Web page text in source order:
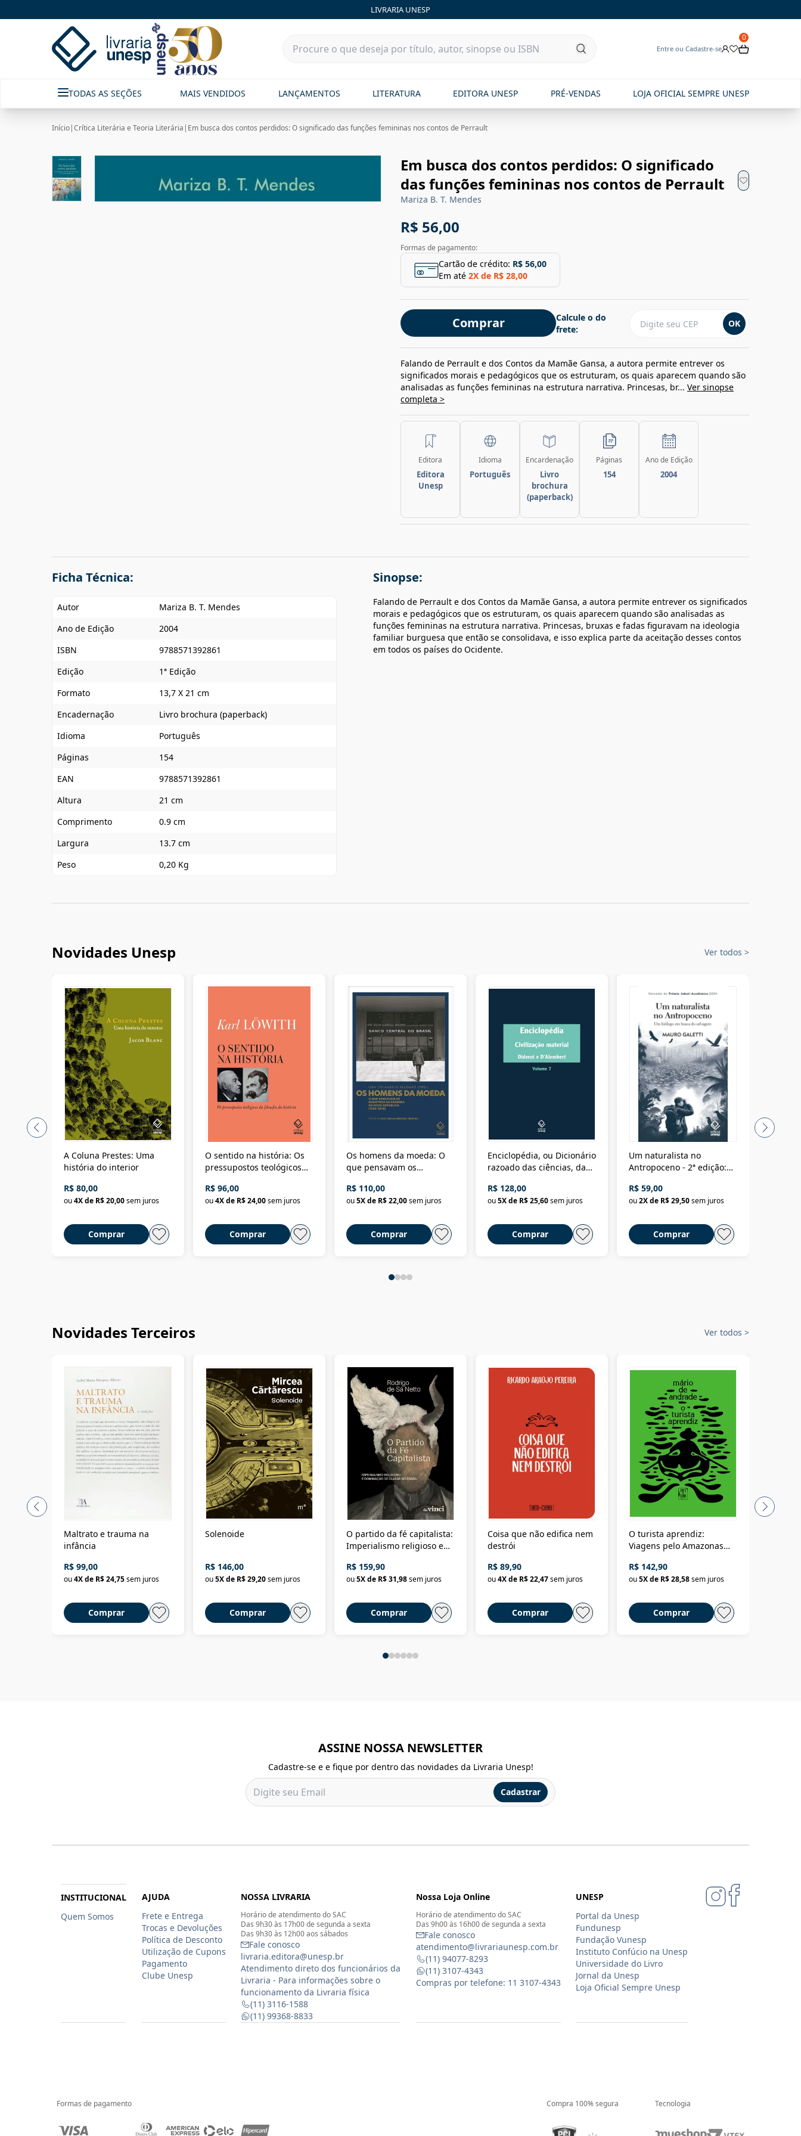
LIVRARIA UNESP
Entre ou Cadastre-se
0
TODAS AS SEÇÕES MAIS VENDIDOS LANÇAMENTOS LITERATURA EDITORA UNESP PRÉ-VENDAS LOJA OFICIAL SEMPRE UNESP
Início|Crítica Literária e Teoria Literária | Em busca dos contos perdidos: O significado das funções femininas nos contos de Perrault
Em busca dos contos perdidos: O significado
das funções femininas nos contos de Perrault
Mariza B. T. Mendes
R$ 56,00
Formas de pagamento:
Cartão de crédito: R$ 56,00
Em até 2X de R$ 28,00
Comprar
Calcule o do
frete:
OK
Falando de Perrault e dos Contos da Mamãe Gansa, a autora permite entrever os
significados morais e pedagógicos que os estruturam, os quais aparecem quando são
analisadas as funções femininas na estrutura narrativa. Princesas, br... Ver sinopse
completa >
Editora
Editora
Unesp
Idioma
Português
Encardenação
Livro
brochura
(paperback)
Páginas
154
Ano de Edição
2004
Ficha Técnica:
Autor
Mariza B. T. Mendes
Ano de Edição
2004
ISBN
9788571392861
Edição
1ª Edição
Formato
13,7 X 21 cm
Encadernação
Livro brochura (paperback)
Idioma
Português
Páginas
154
EAN
9788571392861
Altura
21 cm
Comprimento
0.9 cm
Largura
13.7 cm
Peso
0,20 Kg
Sinopse:
Falando de Perrault e dos Contos da Mamãe Gansa, a autora permite entrever os significados
morais e pedagógicos que os estruturam, os quais aparecem quando são analisadas as
funções femininas na estrutura narrativa. Princesas, bruxas e fadas figuravam na ideologia
familiar burguesa que então se consolidava, e isso explica parte da aceitação desses contos
em todos os países do Ocidente.
Novidades Unesp Ver todos >
A Coluna Prestes: Uma
história do interior
R$ 80,00
ou4X de R$ 20,00sem juros
Comprar
O sentido na história: Os
pressupostos teológicos
R$ 96,00
ou4X de R$ 24,00sem juros
Comprar
Os homens da moeda: O
que pensavam os
Nova República (1985-
2018)
R$ 110,00
ou5X de R$ 22,00sem juros
Comprar
Enciclopédia, ou Dicionário
razoado das ciências, das
Civilização material
R$ 128,00
ou5X de R$ 25,60sem juros
Comprar
Um naturalista no
Antropoceno - 2ª edição:
selvagem
R$ 59,00
ou2X de R$ 29,50sem juros
Comprar
Novidades Terceiros Ver todos >
Maltrato e trauma na
infância
R$ 99,00
ou4X de R$ 24,75sem juros
Comprar
Solenoide
R$ 146,00
ou5X de R$ 29,20sem juros
Comprar
O partido da fé capitalista:
Imperialismo religioso e
Brasil
R$ 159,90
ou5X de R$ 31,98sem juros
Comprar
Coisa que não edifica nem
destrói
R$ 89,90
ou4X de R$ 22,47sem juros
Comprar
O turista aprendiz:
Viagens pelo Amazonas
até a Bolívia e por Marajó
até dizer chega
R$ 142,90
ou5X de R$ 28,58sem juros
Comprar
ASSINE NOSSA NEWSLETTER
Cadastre-se e e fique por dentro das novidades da Livraria Unesp!
Cadastrar
INSTITUCIONAL
Quem Somos
AJUDA
Frete e Entrega
Trocas e Devoluções
Política de Desconto
Utilização de Cupons
Pagamento
Clube Unesp
NOSSA LIVRARIA
Horário de atendimento do SAC
Das 9h30 às 17h00 de segunda a sexta
Das 9h30 às 12h00 aos sábados
Fale conosco
livraria.editora@unesp.br
Atendimento direto dos funcionários da
Livraria - Para informações sobre o
funcionamento da Livraria física
(11) 3116-1588
(11) 99368-8833
Nossa Loja Online
Horário de atendimento do SAC
Das 9h00 às 16h00 de segunda a sexta
Fale conosco
atendimento@livrariaunesp.com.br
(11) 94077-8293
(11) 3107-4343
Compras por telefone: 11 3107-4343
UNESP
Portal da Unesp
Fundunesp
Fundação Vunesp
Instituto Confúcio na Unesp
Universidade do Livro
Jornal da Unesp
Loja Oficial Sempre Unesp
Formas de pagamento Compra 100% segura Tecnologia